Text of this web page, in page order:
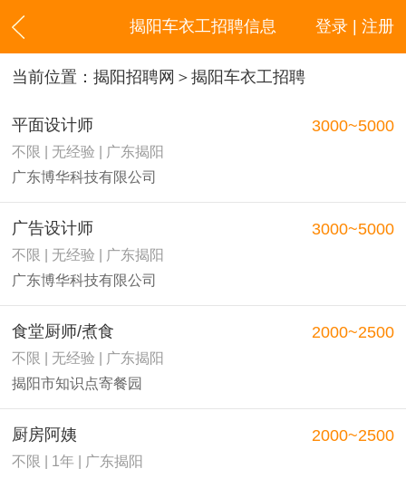
登录 | 注册
揭阳车衣工招聘信息
当前位置： 揭阳招聘网 ＞揭阳车衣工招聘
平面设计师
不限 | 无经验 | 广东揭阳
广东博华科技有限公司
3000~5000
广告设计师
不限 | 无经验 | 广东揭阳
广东博华科技有限公司
3000~5000
食堂厨师/煮食
不限 | 无经验 | 广东揭阳
揭阳市知识点寄餐园
2000~2500
厨房阿姨
不限 | 1年 | 广东揭阳
2000~2500